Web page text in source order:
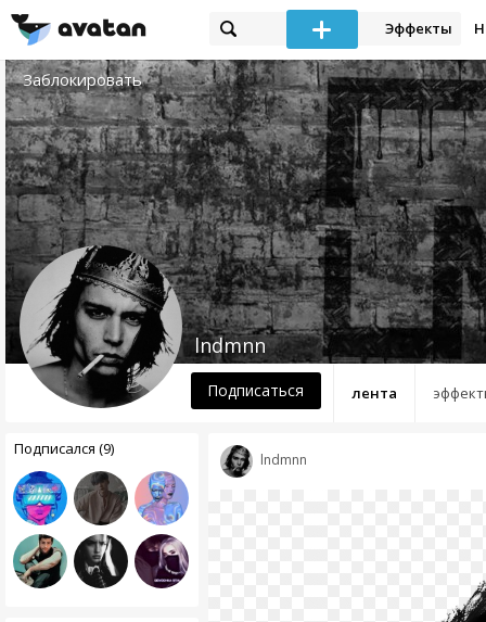
Эффекты
Заблокировать
лента
lndmnn
Подписаться
Подписался (9)
lndmnn